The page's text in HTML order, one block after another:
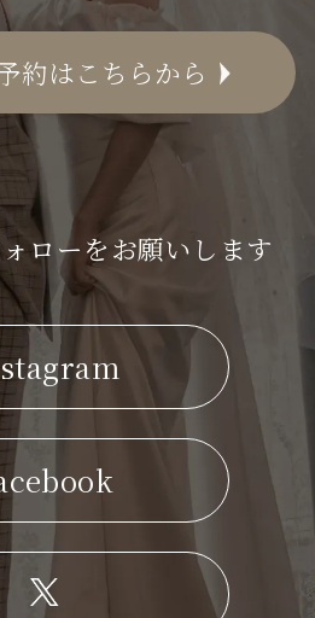
約はこちらから
ローをお願いします